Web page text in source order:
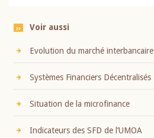
Voir aussi
Evolution du marché interbancaire
Systèmes Financiers Décentralisés
Situation de la microfinance
Indicateurs des SFD de l’UMOA